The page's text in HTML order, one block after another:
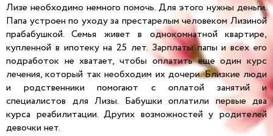
Лизе необходимо немного помочь. Для этого нужны деньги.
Папа устроен по уходу за престарелым человеком Лизиной
прабабушкой. Семья живет в однокомнатной квартире,
купленной в ипотеку на 25 лет. Зарплаты папы и всех его
подработок не хватает, чтобы оплатить еще один курс
лечения, который так необходим их дочери. Близкие люди
и родственники помогают с оплатой занятий и
специалистов для Лизы. Бабушки оплатили первые два
курса реабилитации. Других возможностей у родителей
девочки нет.